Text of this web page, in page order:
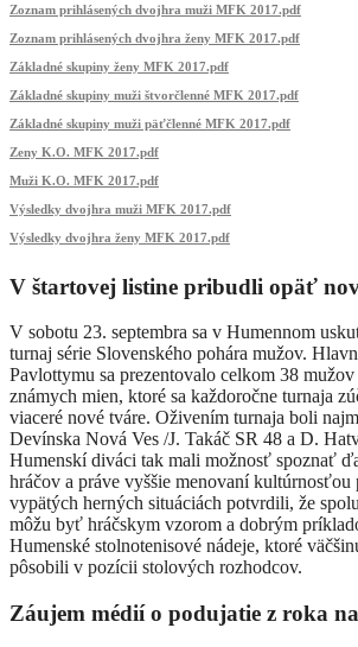
Zoznam prihlásených dvojhra muži MFK 2017.pdf
Zoznam prihlásených dvojhra ženy MFK 2017.pdf
Základné skupiny ženy MFK 2017.pdf
Základné skupiny muži štvorčlenné MFK 2017.pdf
Základné skupiny muži päťčlenné MFK 2017.pdf
Zeny K.O. MFK 2017.pdf
Muži K.O. MFK 2017.pdf
Výsledky dvojhra muži MFK 2017.pdf
Výsledky dvojhra ženy MFK 2017.pdf
V štartovej listine pribudli opäť
V sobotu 23. septembra sa v Humennom
turnaj série Slovenského pohára mužov.
Pavlottymu sa prezentovalo celkom 38
známych mien, ktoré sa každoročne turnaja
viaceré nové tváre. Oživením turnaja boli
Devínska Nová Ves /J. Takáč SR 48 a D.
Humenskí diváci tak mali možnosť spoznať
hráčov a práve vyššie menovaní kultúrnosťou
vypätých herných situáciách potvrdili, že
môžu byť hráčskym vzorom a dobrým
Humenské stolnotenisové nádeje, ktoré
pôsobili v pozícii stolových rozhodcov.
Záujem médií o podujatie z roka